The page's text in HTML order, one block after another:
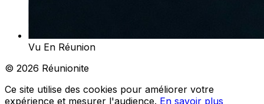
Vu En Réunion
© 2026 Réunionite
Ce site utilise des cookies pour améliorer votre
expérience et mesurer l'audience. En savoir plus